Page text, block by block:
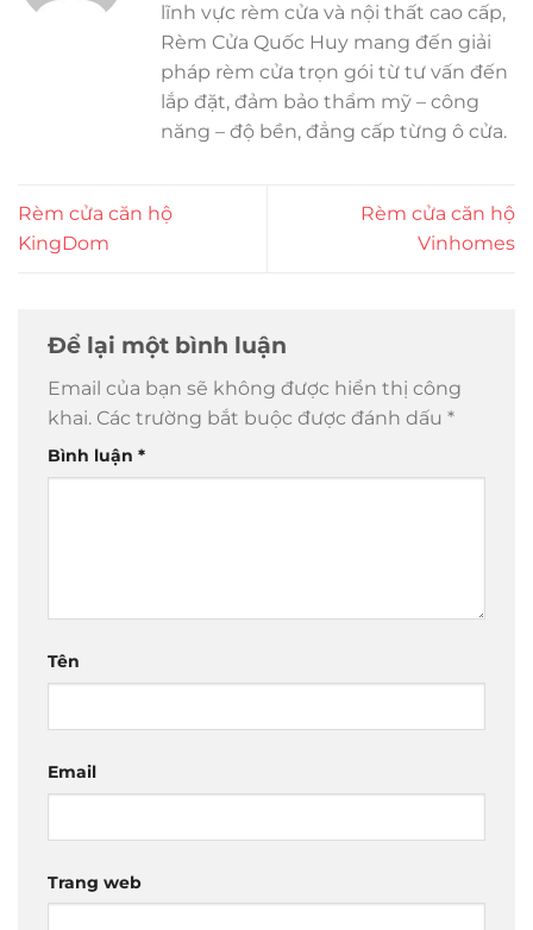
lĩnh vực rèm cửa và nội thất cao cấp,
Rèm Cửa Quốc Huy mang đến giải
pháp rèm cửa trọn gói từ tư vấn đến
lắp đặt, đảm bảo thẩm mỹ – công
năng – độ bền, đẳng cấp từng ô cửa.
Rèm cửa căn hộ
KingDom
Rèm cửa căn hộ
Vinhomes
Để lại một bình luận
Email của bạn sẽ không được hiển thị công
khai. Các trường bắt buộc được đánh dấu *
Bình luận *
Tên
Email
Trang web